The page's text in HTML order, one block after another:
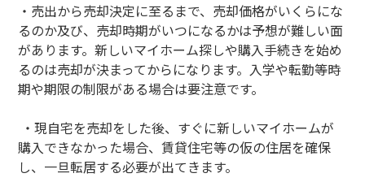
・売出から売却決定に至るまで、売却価格がいくらにな
るのか及び、売却時期がいつになるかは予想が難しい面
があります。新しいマイホーム探しや購入手続きを始め
るのは売却が決まってからになります。入学や転勤等時
期や期限の制限がある場合は要注意です。
・現自宅を売却をした後、すぐに新しいマイホームが
購入できなかった場合、賃貸住宅等の仮の住居を確保
し、一旦転居する必要が出てきます。